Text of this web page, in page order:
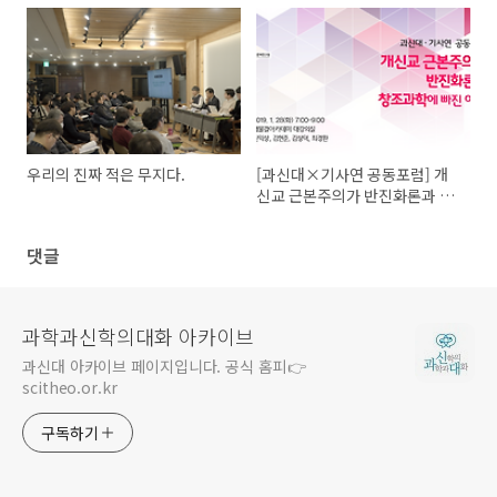
원)
우리의 진짜 적은 무지다.
[과신대×기사연 공동포럼] 개
신교 근본주의가 반진화론과 창
댓글
과학과신학의대화 아카이브
과신대 아카이브 페이지입니다. 공식 홈피👉
scitheo.or.kr
구독하기